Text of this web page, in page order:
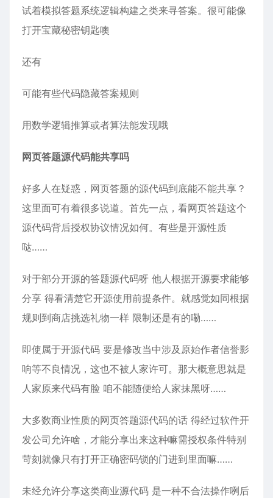
试着模拟答题系统逻辑构建之类来寻答案。很可能像
打开宝藏秘密钥匙噢
还有
可能有些代码隐藏答案规则
用数学逻辑推算或者算法能发现哦
网页答题源代码能共享吗
好多人在疑惑，网页答题的源代码到底能不能共享？
这里面可有着很多说道。首先一点，看网页答题这个
源代码背后授权协议情况如何。有些是开源性质
哒……
对于部分开源的答题源代码呀 他人根据开源要求能够
分享 得看清楚它开源使用前提条件。就感觉如同根据
规则到商店挑选礼物一样 限制还是有的嘞……
即使属于开源代码 要是修改当中涉及原始作者信誉影
响等不良情况，这也不被人家许可。那大概意思就是
人家原来代码有脸 咱不能随便给人家抹黑呀……
大多数商业性质的网页答题源代码的话 得经过软件开
发公司允许啥，才能分享出来这种嘛需授权条件特别
苛刻就像只有打开正确密码锁的门进到里面嘛……
未经允许分享这类商业源代码 是一种不合法操作咧后